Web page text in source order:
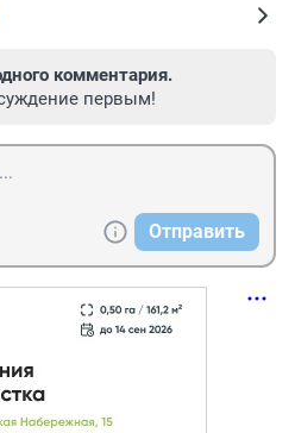
комментария.
первым!
Отправить